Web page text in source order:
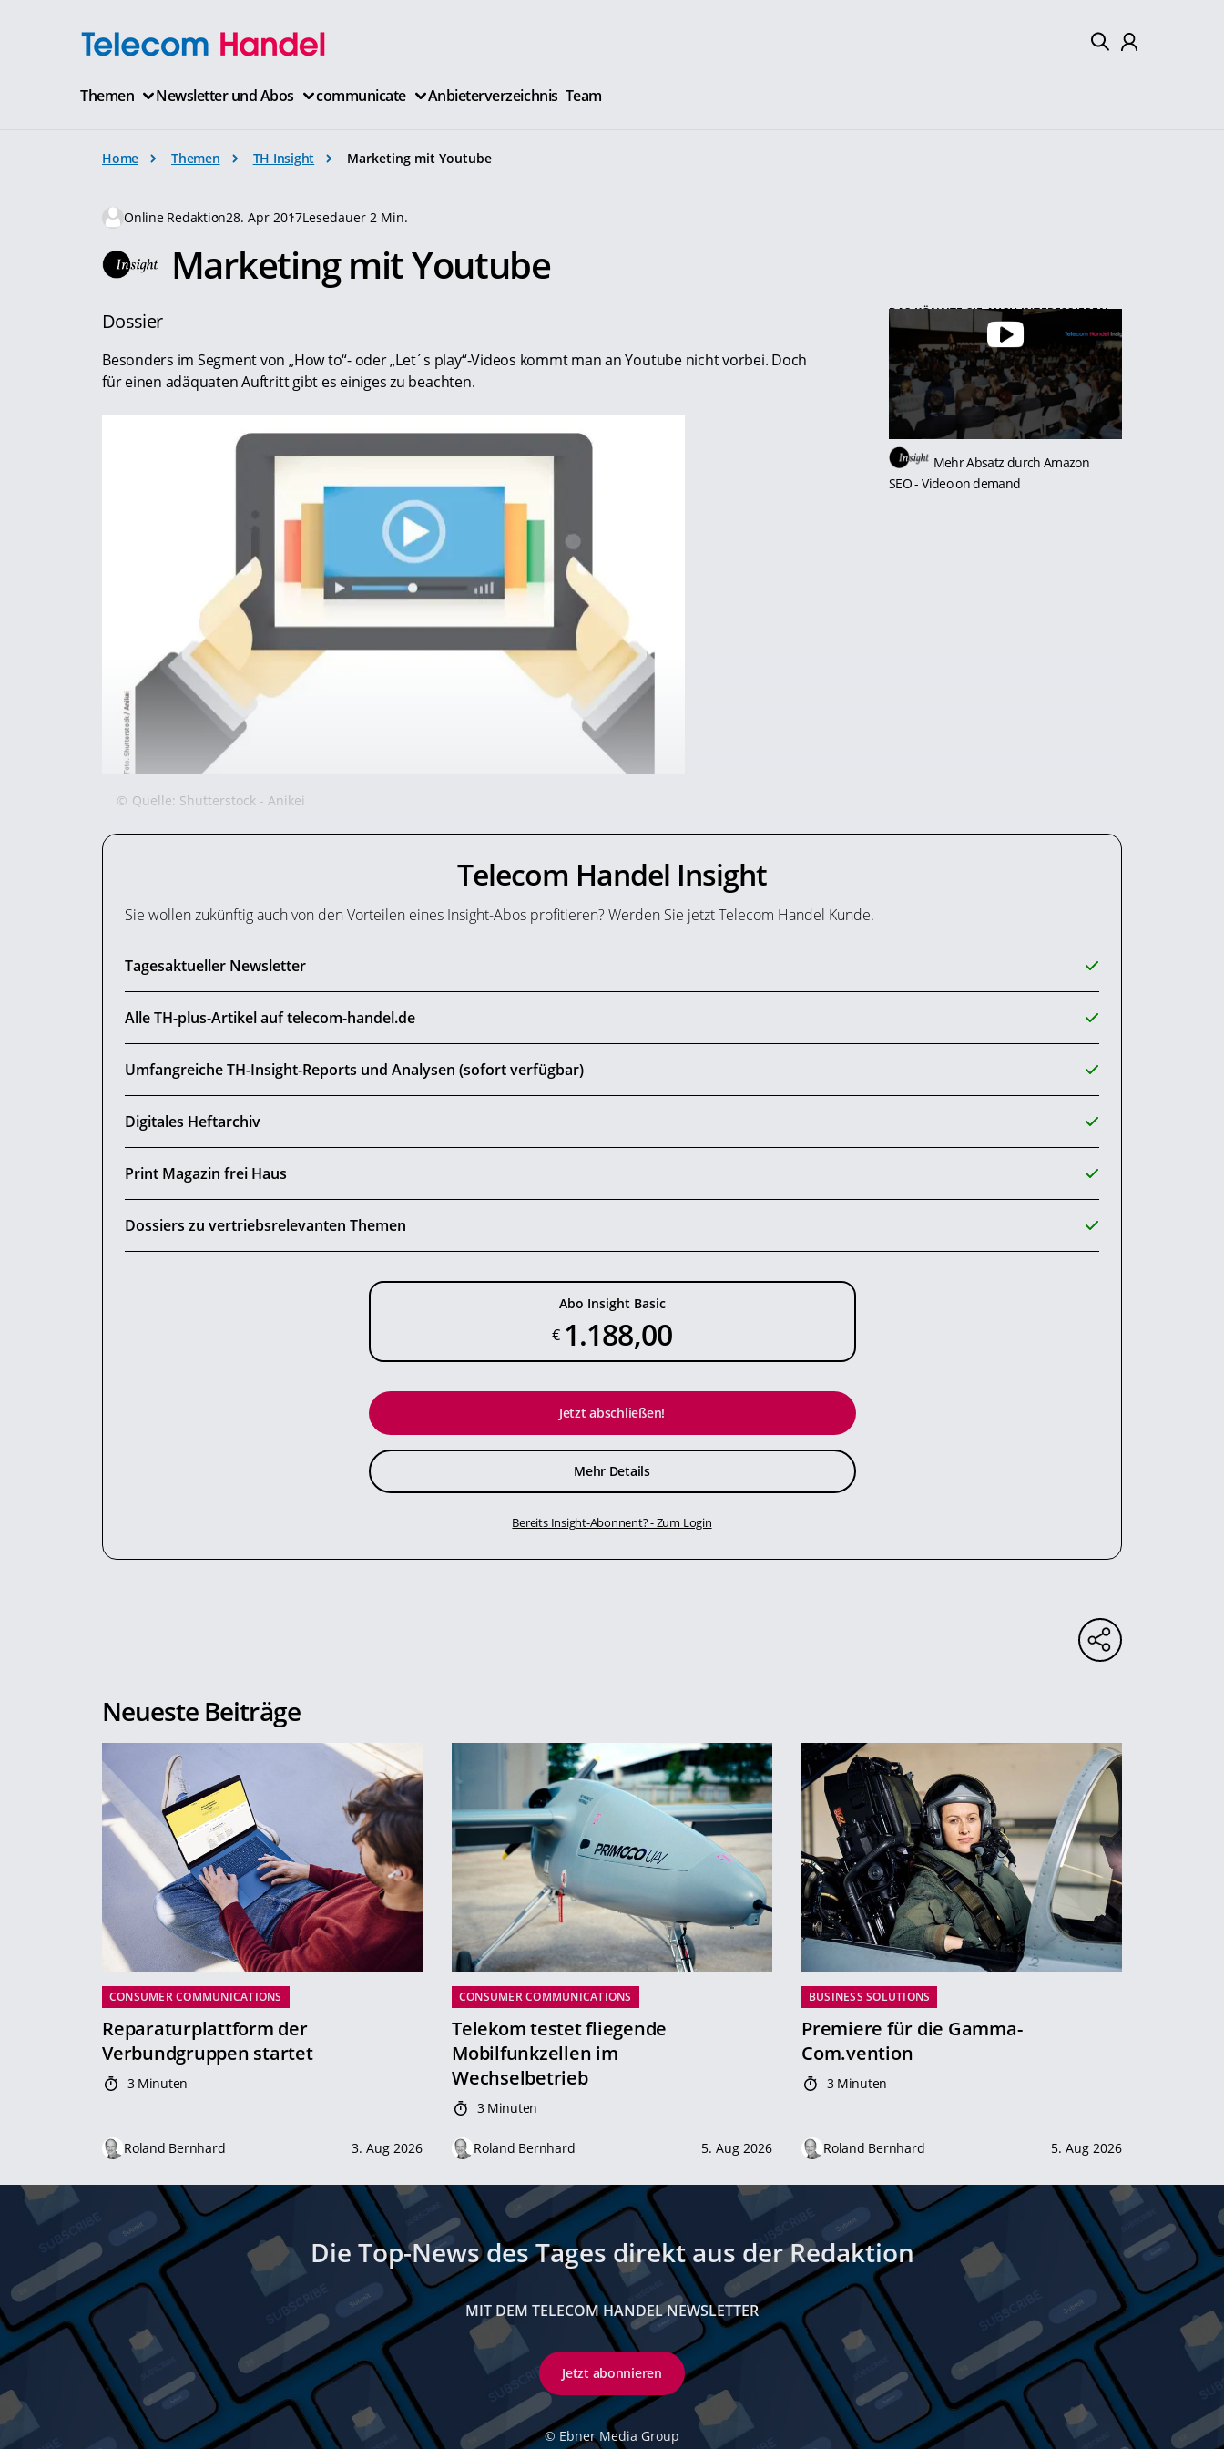
Themen Newsletter und Abos communicate Anbieterverzeichnis Team
Home Themen TH Insight Marketing mit Youtube
Online Redaktion28. Apr 2017Lesedauer 2 Min.
Marketing mit Youtube
Dossier
Besonders im Segment von „How to“- oder „Let´s play“-Videos kommt man an Youtube nicht vorbei. Doch
für einen adäquaten Auftritt gibt es einiges zu beachten.
© Quelle: Shutterstock - Anikei
DAS KÖNNTE SIE AUCH INTERESSIEREN:
Mehr Absatz durch Amazon
SEO- Video on demand
Telecom Handel Insight
Sie wollen zukünftig auch von den Vorteilen eines Insight-Abos profitieren? Werden Sie jetzt Telecom Handel Kunde.
Tagesaktueller Newsletter
Alle TH-plus-Artikel auf telecom-handel.de
Umfangreiche TH-Insight-Reports und Analysen (sofort verfügbar)
Digitales Heftarchiv
Print Magazin frei Haus
Dossiers zu vertriebsrelevanten Themen
Abo Insight Basic
€ 1.188,00
Jetzt abschließen!
Mehr Details
Bereits Insight-Abonnent? - Zum Login
Neueste Beiträge
CONSUMER COMMUNICATIONS
Reparaturplattform der
Verbundgruppen startet
3 Minuten
Roland Bernhard 3. Aug 2026
CONSUMER COMMUNICATIONS
Telekom testet fliegende
Mobilfunkzellen im
Wechselbetrieb
3 Minuten
Roland Bernhard 5. Aug 2026
BUSINESS SOLUTIONS
Premiere für die Gamma-
Com.vention
3 Minuten
Roland Bernhard 5. Aug 2026
Die Top-News des Tages direkt aus der Redaktion
MIT DEM TELECOM HANDEL NEWSLETTER
Jetzt abonnieren
© Ebner Media Group